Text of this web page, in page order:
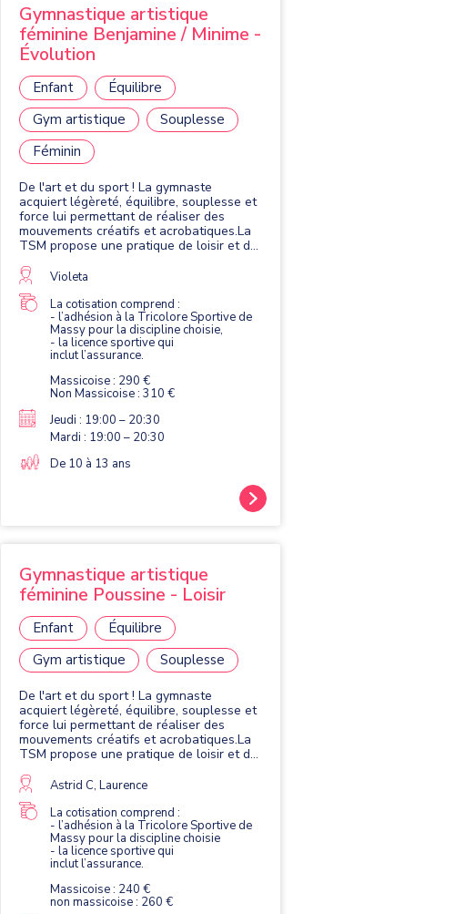
Gymnastique artistique
féminine Benjamine / Minime -
Évolution
Enfant
Équilibre
Gym artistique
Souplesse
Féminin
De l'art et du sport ! La gymnaste
acquiert légèreté, équilibre, souplesse et
force lui permettant de réaliser des
mouvements créatifs et acrobatiques.La
TSM propose une pratique de loisir et de
agrès : le saut, les barres asymétriques,
la poutre et le sol.
Violeta
La cotisation comprend :
- l’adhésion à la Tricolore Sportive de
Massy pour la discipline choisie,
- la licence sportive qui
inclut l’assurance.
Massicoise : 290 €
Non Massicoise : 310 €
Jeudi : 19:00 – 20:30
Mardi : 19:00 – 20:30
De 10 à 13 ans
Gymnastique artistique
féminine Poussine - Loisir
Enfant
Équilibre
Gym artistique
Souplesse
De l'art et du sport ! La gymnaste
acquiert légèreté, équilibre, souplesse et
force lui permettant de réaliser des
mouvements créatifs et acrobatiques.La
TSM propose une pratique de loisir et de
agrès : le saut, les barres asymétriques,
la poutre et le sol.
Astrid C, Laurence
La cotisation comprend :
- l’adhésion à la Tricolore Sportive de
Massy pour la discipline choisie
- la licence sportive qui
inclut l’assurance.
Massicoise : 240 €
non massicoise : 260 €